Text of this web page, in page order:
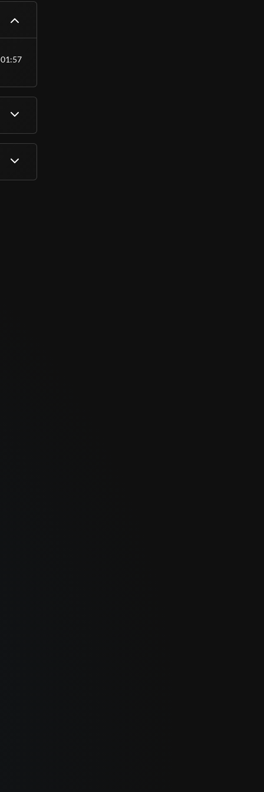
01:57